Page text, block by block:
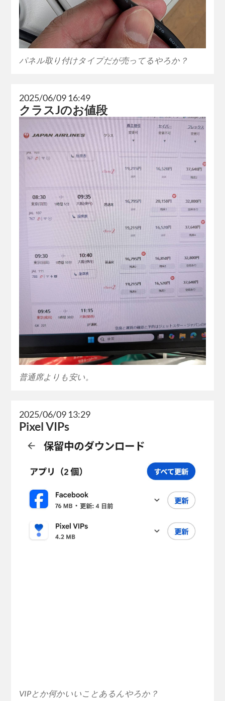
パネル取り付けタイプだが売ってるやろか？
2025/06/09 16:49
クラスJのお値段
普通席よりも安い。
2025/06/09 13:29
Pixel VIPs
VIPとか何かいいことあるんやろか？